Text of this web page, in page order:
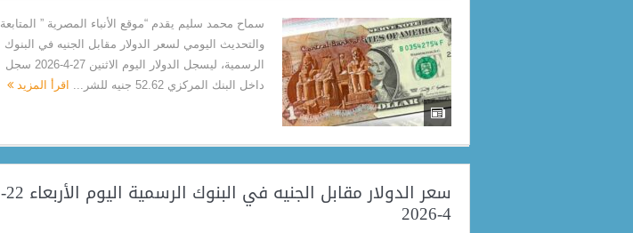
سماح محمد سليم يقدم “موقع الأنباء المصرية ” المتابعة
والتحديث اليومي لسعر الدولار مقابل الجنيه في البنوك
الرسمية، ليسجل الدولار اليوم الاثنين 27-4-2026 سجل
داخل البنك المركزي 52.62 جنيه للشر...
اقرأ المزيد
سعر الدولار مقابل الجنيه في البنوك الرسمية اليوم الأربعاء 22-
4-2026